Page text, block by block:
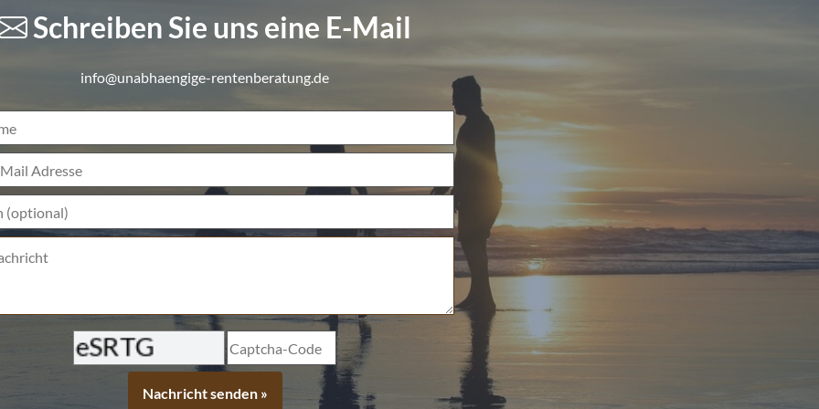
Schreiben Sie uns eine E-Mail
info@unabhaengige-rentenberatung.de
Adresse
Ihre Nachricht
Captcha-Code